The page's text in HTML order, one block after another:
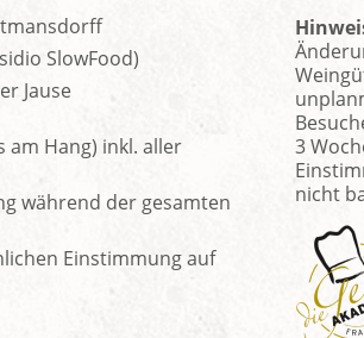
SlowFood)
Jause
am Hang) inkl. aller
während der gesamten
Einstimmung auf
3
nicht